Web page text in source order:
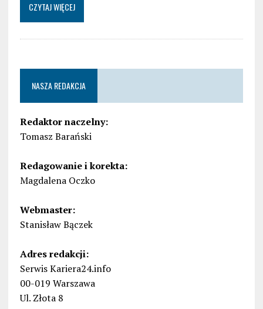
CZYTAJ WIĘCEJ
NASZA REDAKCJA
Redaktor naczelny:
Tomasz Barański
Redagowanie i korekta:
Magdalena Oczko
Webmaster:
Stanisław Bączek
Adres redakcji:
Serwis Kariera24.info
00-019 Warszawa
Ul. Złota 8